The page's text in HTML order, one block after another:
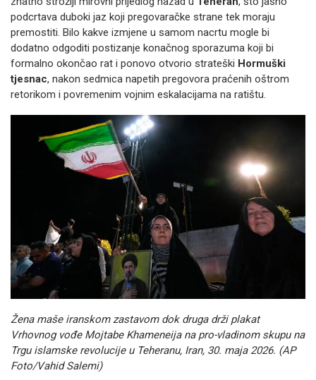
podcrtava duboki jaz koji pregovaračke strane tek moraju
premostiti. Bilo kakve izmjene u samom nacrtu mogle bi
dodatno odgoditi postizanje konačnog sporazuma koji bi
formalno okončao rat i ponovo otvorio strateški Hormuški
tjesnac, nakon sedmica napetih pregovora praćenih oštrom
retorikom i povremenim vojnim eskalacijama na ratištu.
Žena maše iranskom zastavom dok druga drži plakat
Vrhovnog vođe Mojtabe Khameneija na pro-vladinom skupu na
Trgu islamske revolucije u Teheranu, Iran, 30. maja 2026. (AP
Foto/Vahid Salemi)